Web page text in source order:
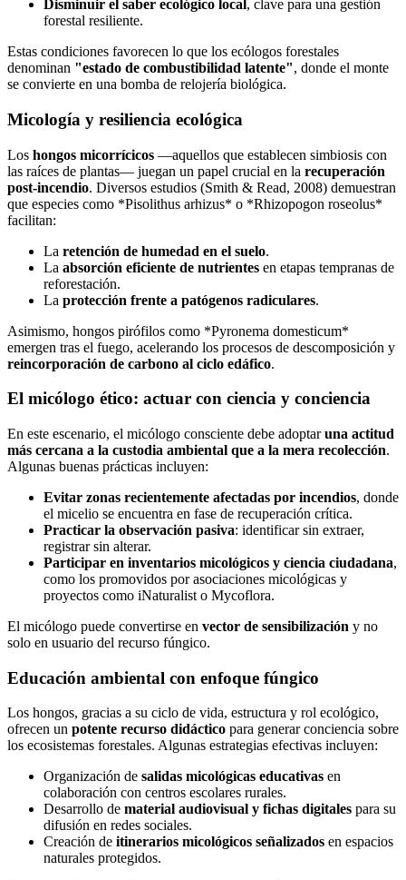
Disminuir el saber ecológico local , clave para una gestión
forestal resiliente.
Estas condiciones favorecen lo que los ecólogos forestales
denominan "estado de combustibilidad latente", donde el monte
se convierte en una bomba de relojería biológica.
Micología y resiliencia ecológica
Los hongos micorrícicos —aquellos que establecen simbiosis con
las raíces de plantas— juegan un papel crucial en la recuperación
post-incendio. Diversos estudios (Smith & Read, 2008) demuestran
que especies como *Pisolithus arhizus* o *Rhizopogon roseolus*
facilitan:
La retención de humedad en el suelo.
La absorción eficiente de nutrientes en etapas tempranas de
reforestación.
La protección frente a patógenos radiculares.
Asimismo, hongos pirófilos como *Pyronema domesticum*
emergen tras el fuego, acelerando los procesos de descomposición y
reincorporación de carbono al ciclo edáfico.
El micólogo ético: actuar con ciencia y conciencia
En este escenario, el micólogo consciente debe adoptaruna actitud
más cercana a la custodia ambiental que a la mera recolección.
Algunas buenas prácticas incluyen:
Evitar zonas recientemente afectadas por incendios, donde
el micelio se encuentra en fase de recuperación crítica.
Practicar la observación pasiva: identificar sin extraer,
registrar sin alterar.
Participar en inventarios micológicos y ciencia ciudadana,
como los promovidos por asociaciones micológicas y
proyectos como iNaturalist o Mycoflora.
El micólogo puede convertirse en vector de sensibilización y no
solo en usuario del recurso fúngico.
Educación ambiental con enfoque fúngico
Los hongos, gracias a su ciclo de vida, estructura y rol ecológico,
ofrecen un potente recurso didáctico para generar conciencia sobre
los ecosistemas forestales. Algunas estrategias efectivas incluyen:
Organización de salidas micológicas educativas en
colaboración con centros escolares rurales.
Desarrollo de material audiovisual y fichas digitales para su
difusión en redes sociales.
Creación de itinerarios micológicos señalizados en espacios
naturales protegidos.